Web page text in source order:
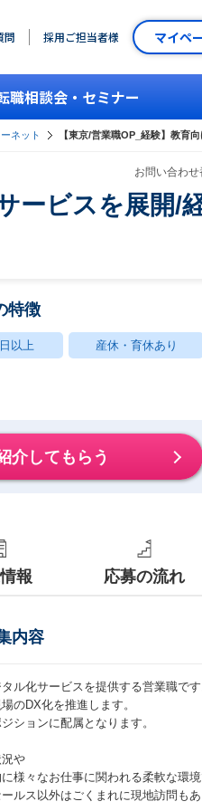
問 採用ご担当者様 マイペ
職相談会・セミナー
ネット 【東京/営業職OP_経験】教育
お問い合わ
ービスを展開/
特徴
以上 産休・育休あり
介してもらう
報 応募の流れ
内容
ル化サービスを提供する営業職です
のDX化を推進します。
ションに配属となります。
や
様々なお仕事に関われる柔軟な環境
ルス以外はごくまれに現地訪問もあ